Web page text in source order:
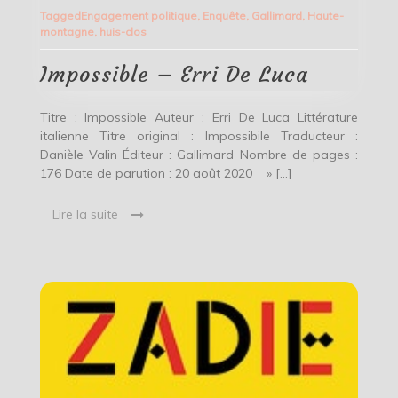
Erri
TaggedEngagement politique, Enquête, Gallimard, Haute-
montagne, huis-clos
Impossible – Erri De Luca
Titre : Impossible Auteur : Erri De Luca Littérature
italienne Titre original : Impossibile Traducteur :
Danièle Valin Éditeur : Gallimard Nombre de pages :
176 Date de parution : 20 août 2020 » […]
Lire la suite